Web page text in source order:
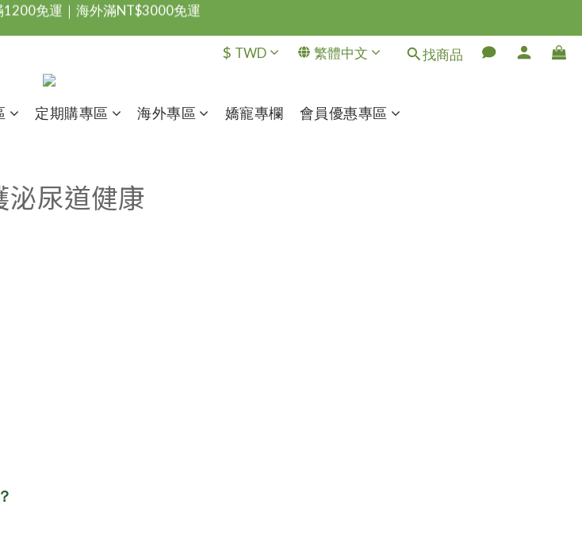
1200免運｜海外滿NT$3000免運
優惠專區由此進
$ TWD 繁體中文 找商品
定期購專區 海外專區 嬌寵專欄 會員優惠專區
尿道健康